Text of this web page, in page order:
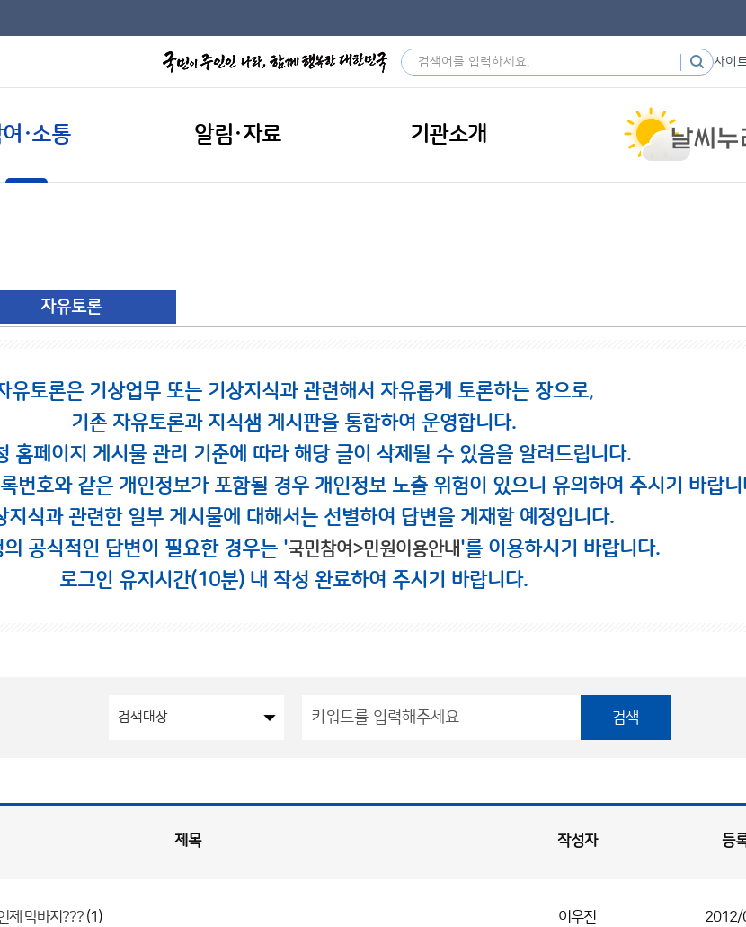
사이
·소통 알림·자료 기관소개
자유토론
유토론은 기상업무 또는 기상지식과 관련해서 자유롭게 토론하는 장으로,
기존 자유토론과 지식샘 게시판을 통합하여 운영합니다.
홈페이지 게시물 관리 기준에 따라 해당 글이 삭제될 수 있음을 알려드립니다.
번호와 같은 개인정보가 포함될 경우 개인정보 노출 위험이 있으니 유의하여 주시기 바랍니
지식과 관련한 일부 게시물에 대해서는 선별하여 답변을 게재할 예정입니다.
공식적인 답변이 필요한 경우는 '국민참여>민원이용안내'를 이용하시기 바랍니다.
로그인 유지시간(10분) 내 작성 완료하여 주시기 바랍니다.
검색
제목 작성자 등
제 막바지??? (1) 이우진 2012/